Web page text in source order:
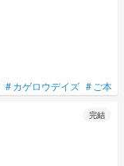
#カゲロウデイズ # ご本
完結